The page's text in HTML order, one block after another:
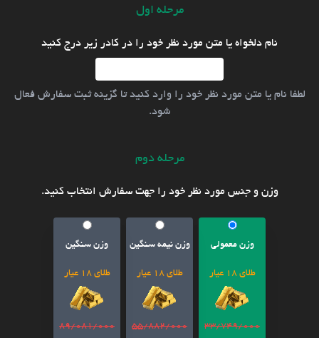
مرحله اول
نام دلخواه یا متن مورد نظر خود را در کادر زیر درج کنید
لطفا نام یا متن مورد نظر خود را وارد کنید تا گزینه ثبت سفارش فعال
شود.
مرحله دوم
وزن و جنس مورد نظر خود را جهت سفارش انتخاب کنید.
وزن معمولی
طلای 18 عیار
33/749/000
وزن نیمه سنگین
طلای 18 عیار
55/882/000
وزن سنگین
طلای 18 عیار
89/081/000